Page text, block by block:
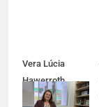
Vera Lúcia
Hawerroth
Santana